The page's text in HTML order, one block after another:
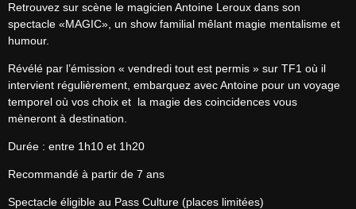
Retrouvez sur scène le magicien Antoine Leroux dans son
spectacle «MAGIC», un show familial mêlant magie mentalisme et
humour.
Révélé par l’émission « vendredi tout est permis » sur TF1 où il
intervient régulièrement, embarquez avec Antoine pour un voyage
temporel où vos choix et  la magie des coincidences vous
mèneront à destination.
Durée : entre 1h10 et 1h20
Recommandé à partir de 7 ans
Spectacle éligible au Pass Culture (places limitées)